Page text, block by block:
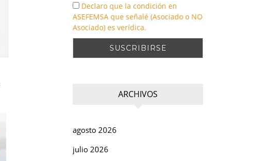
Declaro que la condición en
ASEFEMSA que señalé (Asociado o NO
Asociado) es verídica.
ARCHIVOS
agosto 2026
julio 2026